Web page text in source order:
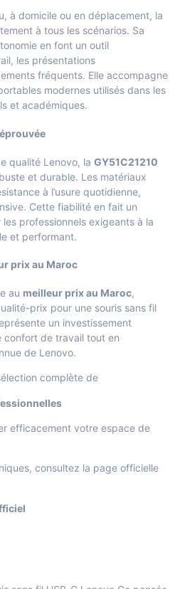
à domicile ou en déplacement, la
à tous les scénarios. Sa
en font un outil
les présentations
fréquents. Elle accompagne
modernes utilisés dans les
et académiques.
qualité Lenovo, la GY51C21210
et durable. Les matériaux
à l’usure quotidienne,
Cette fiabilité en fait un
professionnels exigeants à la
et performant.
prix au Maroc
au meilleur prix au Maroc,
prix pour une souris sans fil
un investissement
confort de travail tout en
de Lenovo.
complète de
efficacement votre espace de
consultez la page officielle